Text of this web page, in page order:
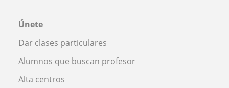
Únete
Dar clases particulares
Alumnos que buscan profesor
Alta centros